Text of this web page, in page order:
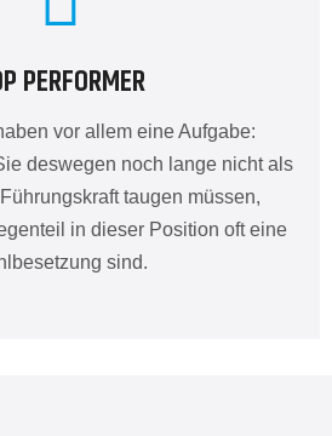
PERFORMER
vor allem eine Aufgabe:
deswegen noch lange nicht als
taugen müssen,
in dieser Position oft eine
sind.